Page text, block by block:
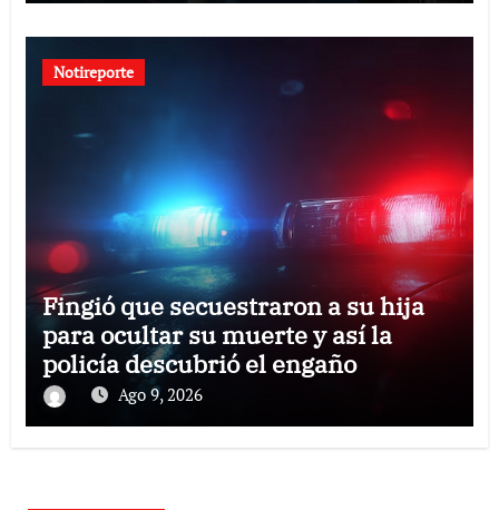
Notireporte
Fingió que secuestraron a su hija
para ocultar su muerte y así la
policía descubrió el engaño
Ago 9, 2026